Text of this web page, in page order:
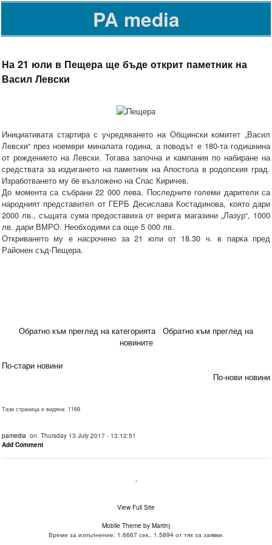
PA media
На 21 юли в Пещера ще бъде открит паметник на
Васил Левски
Инициативата стартира с учредяването на Общински комитет „Васил
Левски“ през ноември миналата година, а поводът е 180-та годишнина
от рождението на Левски. Тогава започна и кампания по набиране на
средствата за издигането на паметник на Апостола в родопския град.
Изработването му бе възложено на Спас Киричев.
До момента са събрани 22 000 лева. Последните големи дарители са
народният представител от ГЕРБ Десислава Костадинова, която дари
2000 лв., същата сума предоставиха от верига магазини „Лазур“, 1000
лв. дари ВМРО. Необходими са още 5 000 лв.
Откриването му е насрочено за 21 юли от 18.30 ч. в парка пред
Районен съд-Пещера.
Обратно към преглед на категорията
Обратно към преглед на
новините
По-стари новини
По-нови новини
Тази страница е видяна: 1169
pamedia on Thursday 13 July 2017 - 13:12:51
Add Comment
.
View Full Site
Mobile Theme by Martinj
Време за изпълнение: 1.6667 сек., 1.5894 от тях за заявки.